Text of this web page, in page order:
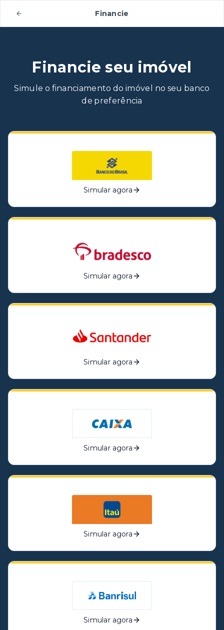
Financie
Financie seu imóvel
Simule o financiamento do imóvel no seu banco
de preferência
Simular agora
Simular agora
Simular agora
Simular agora
Simular agora
Simular agora